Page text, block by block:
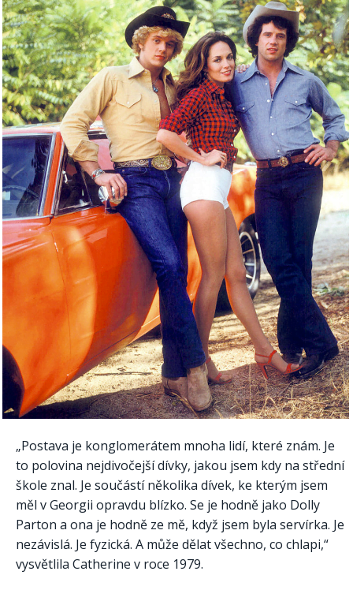
„Postava je konglomerátem mnoha lidí, které znám. Je
to polovina nejdivočejší dívky, jakou jsem kdy na střední
škole znal. Je součástí několika dívek, ke kterým jsem
měl v Georgii opravdu blízko. Se je hodně jako Dolly
Parton a ona je hodně ze mě, když jsem byla servírka. Je
nezávislá. Je fyzická. A může dělat všechno, co chlapi,“
vysvětlila Catherine v roce 1979.